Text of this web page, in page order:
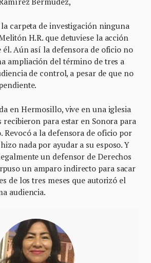
carpeta de investigación ninguna
H.R. que detuviese la acción
él. Aún así la defensora de oficio no
ampliación del término de tres a
de control, a pesar de que no
en Hermosillo, vive en una iglesia
recibieron para estar en Sonora para
Revocó a la defensora de oficio por
nada por ayudar a su esposo. Y
un defensor de Derechos
un amparo indirecto para sacar
de los tres meses que autorizó el
audiencia.